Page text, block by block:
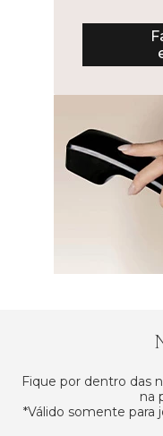
Fique por dentro das
na
*Válido somente para